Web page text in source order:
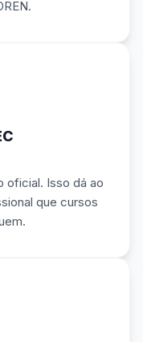
oficial. Isso dá ao
que cursos